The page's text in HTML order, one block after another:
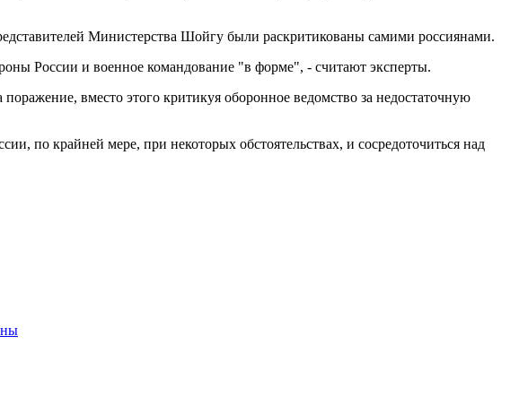
Министерства Шойгу были раскритикованы самими россиянами.
России и военное командование "в форме", - считают эксперты.
вместо этого критикуя оборонное ведомство за недостаточную
по крайней мере, при некоторых обстоятельствах, и сосредоточиться над